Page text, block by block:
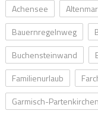
Achensee
Bauernregelnweg
Buchensteinwand
Familienurlaub
Garmisch-Partenkirchen